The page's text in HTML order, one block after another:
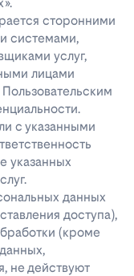
сторонними
системами,
услуг,
лицами
с указанными
указанных
данных
доступа),
(кроме
не действуют